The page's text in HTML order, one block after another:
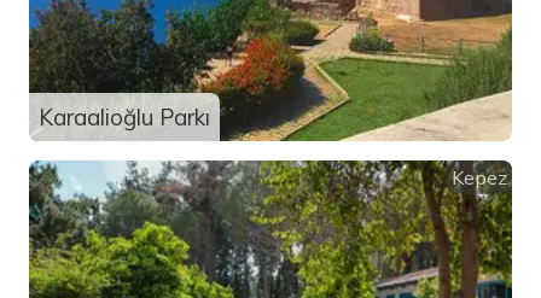
Karaalioğlu Parkı
Kepez